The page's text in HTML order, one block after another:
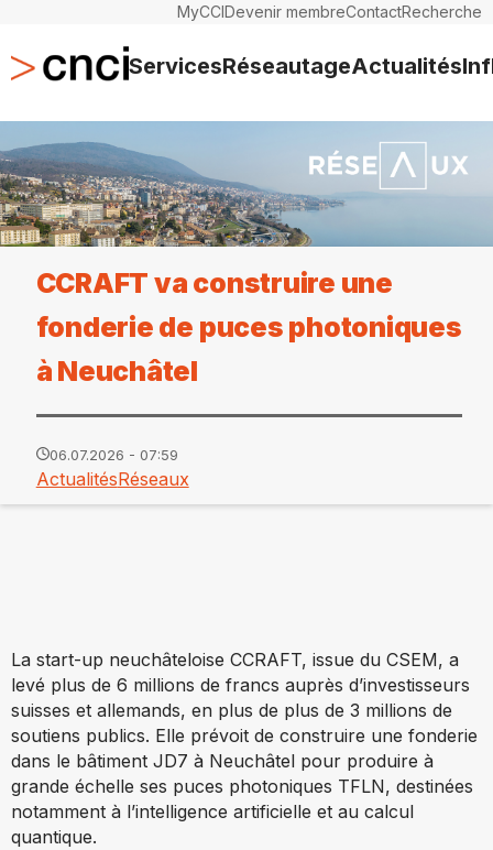
MyCCIDevenir membreContactRecherche
ServicesRéseautageActualités
CCRAFT va construire une
fonderie de puces photoniques
à Neuchâtel
06.07.2026 - 07:59
ActualitésRéseaux
La start-up neuchâteloise CCRAFT, issue du CSEM, a
levé plus de 6 millions de francs auprès d’investisseurs
suisses et allemands, en plus de plus de 3 millions de
soutiens publics. Elle prévoit de construire une fonderie
dans le bâtiment JD7 à Neuchâtel pour produire à
grande échelle ses puces photoniques TFLN, destinées
notamment à l’intelligence artificielle et au calcul
quantique.